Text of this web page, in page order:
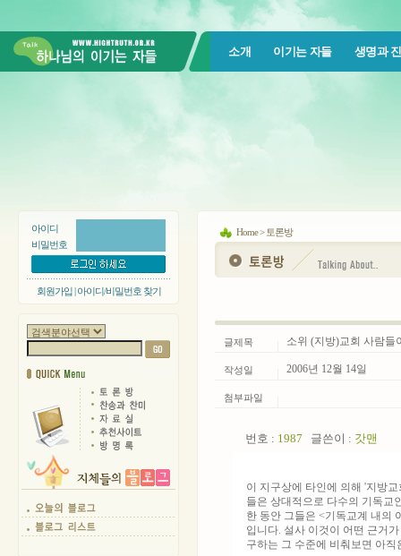
소개 이기는 자들 생명과
아이디
비밀번호
회원가입 |아이디/비밀번호 찾기
Home > 토론방
글제목 소위 (지방)교회 사람들
작성일 2006년 12월 14일
첨부파일
번호 : 1987 글쓴이 : 갓맨
이 지구상에 타인에 의해 '지방
들은 상대적으로 다수의 기독교
한 동안 그들은 <기독교계 내의
입니다. 설사 이것이 어떤 근거
구하는 그 수준에 비춰보면 아